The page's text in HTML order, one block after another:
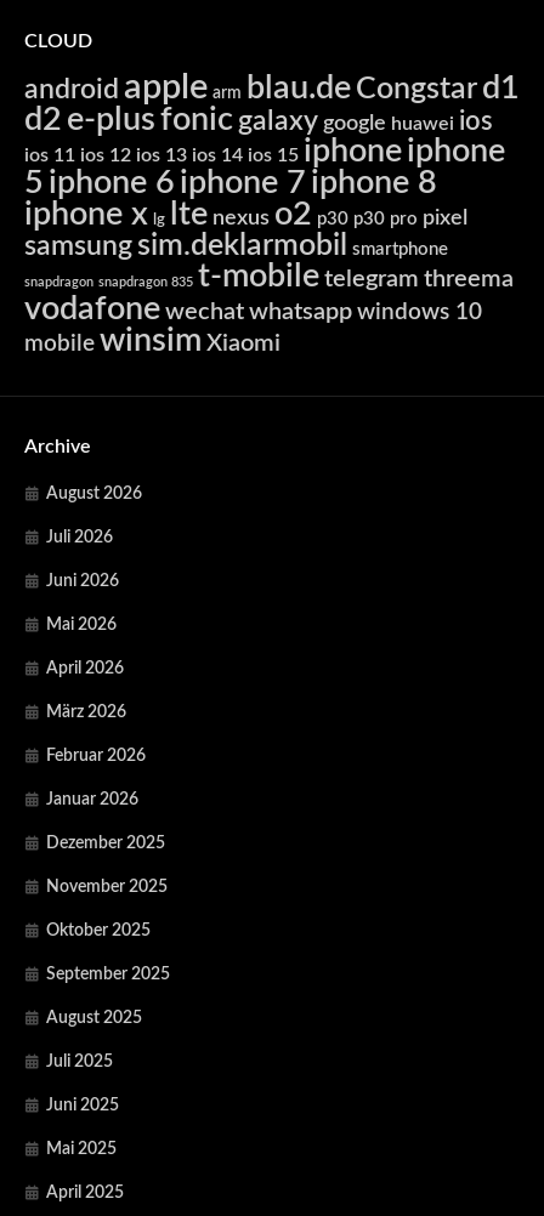
CLOUD
android apple arm blau.de Congstar d1
d2 e-plusfonic galaxy google huawei ios
ios 11 ios 12 ios 13 ios 14 ios 15 iphoneiphone
5 iphone 6 iphone 7 iphone 8
iphone x lg lte nexus o2 p30 p30 pro pixel
samsung sim.deklarmobil smartphone
snapdragon snapdragon 835 t-mobile telegram threema
vodafone wechat whatsapp windows 10
mobile winsim Xiaomi
Archive
August 2026
Juli 2026
Juni 2026
Mai 2026
April 2026
März 2026
Februar 2026
Januar 2026
Dezember 2025
November 2025
Oktober 2025
September 2025
August 2025
Juli 2025
Juni 2025
Mai 2025
April 2025